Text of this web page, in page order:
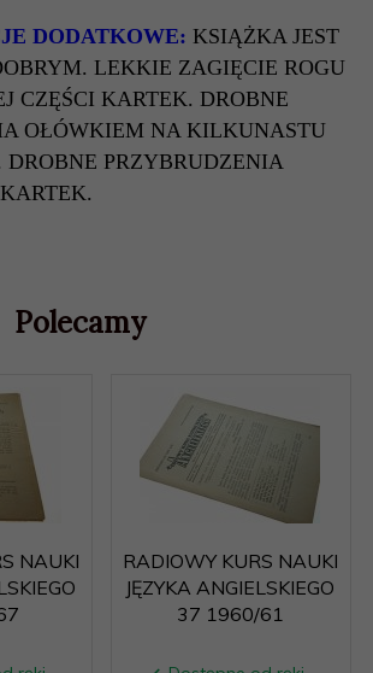
DODATKOWE: KSIĄŻKA JEST
LEKKIE ZAGIĘCIE ROGU
CZĘŚCI KARTEK. DROBNE
OŁÓWKIEM NA KILKUNASTU
DROBNE PRZYBRUDZENIA
Polecamy
NAUKI
RADIOWY KURS NAUKI
JĘZYKA ANGIELSKIEGO
37 1960/61